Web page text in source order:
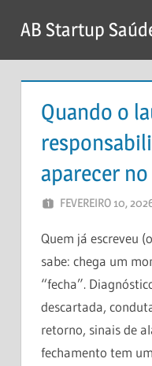
para
o
conteúdo
AB Startup
Quando o
aparecer
FEVEREIRO 10,
Quem já escreveu
sabe: chega um
“fecha”.
descartada,
retorno, sinais de
fechamento tem